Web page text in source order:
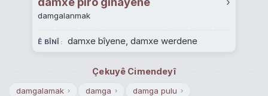
damgalanmak
Ê BÎNÎ damxe bîyene, damxe werdene
Çekuyê Cimendeyî
damgalamak › damga › damga pulu ›